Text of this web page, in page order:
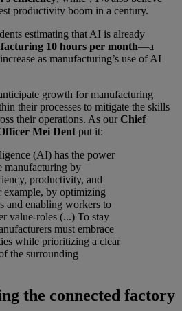
productivity boom in a century.
estimating that AI is already
10 hours per month—a
as manufacturing’s use of AI
growth for manufacturing
their processes to mitigate the skills
their operations. As ourChief
Mei Dent put it:
(AI) has the power
manufacturing by
productivity, and
example, by optimizing
and enabling workers to
value-roles (...) To stay
must embrace
while prioritizing a clear
the surrounding
the connected factory